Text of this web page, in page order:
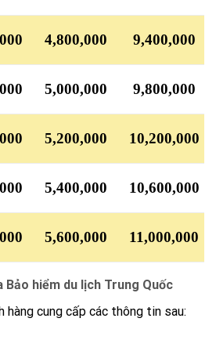
4,800,000 9,400,000
5,000,000 9,800,000
5,200,000 10,200,000
5,400,000 10,600,000
5,600,000 11,000,000
hiểm du lịch Trung Quốc
hàng cung cấp các thông tin sau: